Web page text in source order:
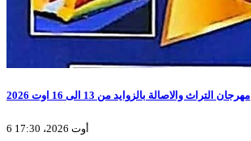
مهرجان التراث والاصالة بالزوايد من 13 الى 16 اوت 2026
6 أوت 2026، 17:30